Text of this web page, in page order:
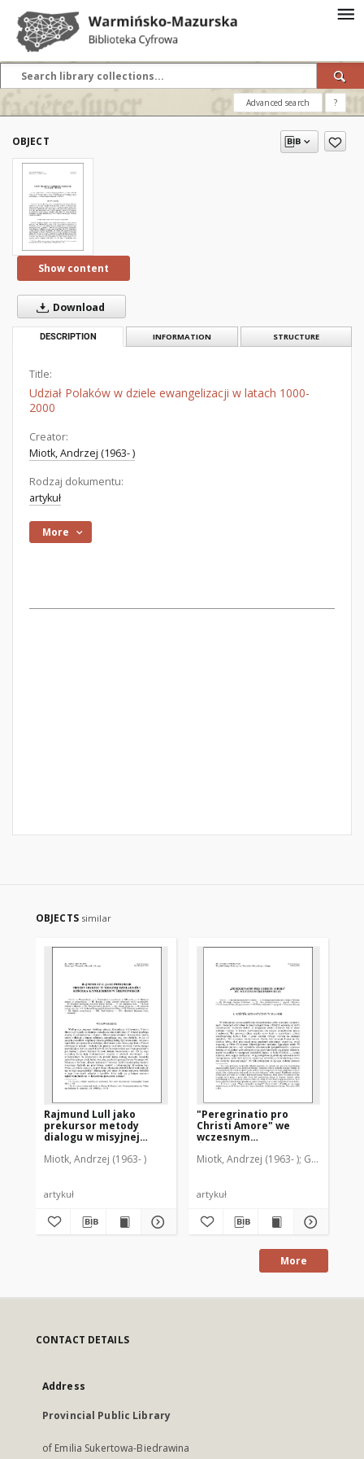
Advanced search ?
OBJECT
Show content
Download
DESCRIPTION INFORMATION STRUCTURE
Title:
Udział Polaków w dziele ewangelizacji w latach 1000-
2000
Creator:
Miotk, Andrzej (1963- )
Rodzaj dokumentu:
artykuł
More
OBJECTS similar
Rajmund Lull jako
prekursor metody
dialogu w misyjnej
katolickiego w
Miotk, Andrzej (1963- )
artykuł
"Peregrinatio pro
Christi Amore" we
wczesnym
Miotk, Andrzej (1963- ) Guzowski,
artykuł
More
CONTACT DETAILS
Address
Provincial Public Library
of Emilia Sukertowa-Biedrawina